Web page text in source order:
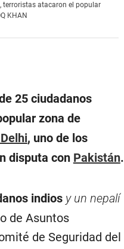
terroristas atacaron el popular
KHAN
25 ciudadanos
zona de
, uno de los
disputa con Pakistán.
indiosy un nepalí
de Asuntos
de Seguridad del